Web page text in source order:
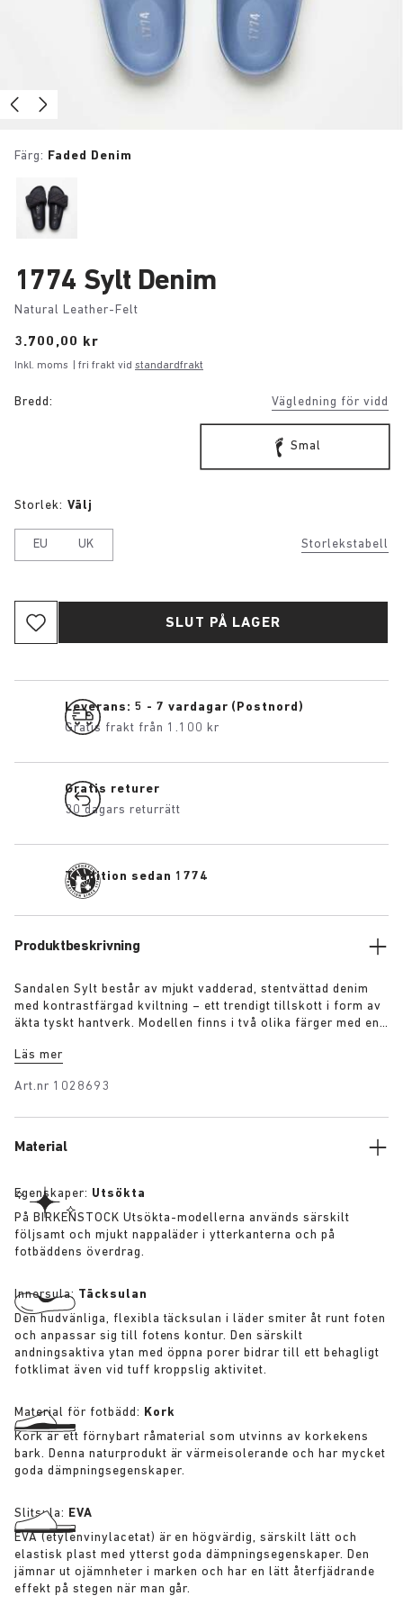
Färg: Faded Denim
1774 Sylt Denim
Natural Leather-Felt
Price:
3.700,00 kr
Inkl. moms | fri frakt vid standardfrakt
Bredd: Vägledning för vidd
Smal
Storlekstabell
Storlek: Välj
EU UK
SLUT PÅ LAGER
Leverans: 5 - 7 vardagar (Postnord)
Gratis frakt från 1.100 kr
Gratis returer
30 dagars returrätt
Tradition sedan 1774
Produktbeskrivning
Sandalen Sylt består av mjukt vadderad, stentvättad denim
med kontrastfärgad kviltning – ett trendigt tillskott i form av
äkta tyskt hantverk. Modellen finns i två olika färger med en
klädd i piumatoläder i premiumkvalitet.
Läs mer
Art.nr 1028693
Material
Egenskaper: Utsökta
På BIRKENSTOCK Utsökta-modellerna används särskilt
följsamt och mjukt nappaläder i ytterkanterna och på
fotbäddens överdrag.
Innersula: Täcksulan
Den hudvänliga, flexibla täcksulan i läder smiter åt runt foten
och anpassar sig till fotens kontur. Den särskilt
andningsaktiva ytan med öppna porer bidrar till ett behagligt
fotklimat även vid tuff kroppslig aktivitet.
Material för fotbädd: Kork
Kork är ett förnybart råmaterial som utvinns av korkekens
bark. Denna naturprodukt är värmeisolerande och har mycket
goda dämpningsegenskaper.
Slitsula: EVA
EVA (etylenvinylacetat) är en högvärdig, särskilt lätt och
elastisk plast med ytterst goda dämpningsegenskaper. Den
jämnar ut ojämnheter i marken och har en lätt återfjädrande
effekt på stegen när man går.